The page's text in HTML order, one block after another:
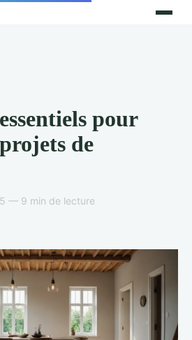
pour
de
— 9 min de lecture